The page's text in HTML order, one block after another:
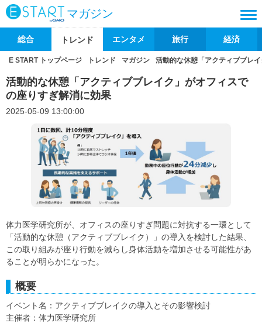
マガジン
総合 トレンド エンタメ 旅行 経済
E START トップページ トレンド マガジン 活動的な休憩「アクティブブレ
活動的な休憩「アクティブブレイク」がオフィスで
の座りすぎ解消に効果
2025-05-09 13:00:00
体力医学研究所が、オフィスの座りすぎ問題に対抗する一環として
「活動的な休憩（アクティブブレイク）」の導入を検討した結果、
この取り組みが座り行動を減らし身体活動を増加させる可能性があ
ることが明らかになった。
概要
イベント名：アクティブブレイクの導入とその影響検討
主催者：体力医学研究所